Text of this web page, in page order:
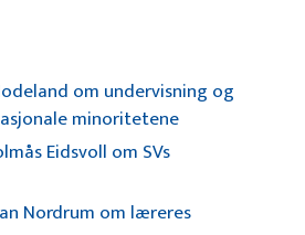
om undervisning og
minoritetene
Eidsvoll om SVs
Nordrum om læreres